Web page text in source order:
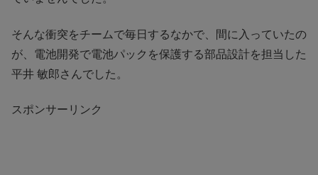
そんな衝突をチームで毎日するなかで、間に入っていたの
が、電池開発で電池パックを保護する部品設計を担当した
平井 敏郎さんでした。
スポンサーリンク